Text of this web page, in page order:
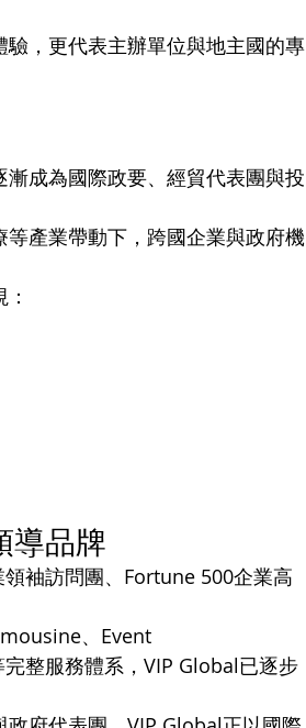
，更代表主辦單位與地主國的專
成為國際政要、經貿代表團與投
產業帶動下，跨國企業與政府機
導品牌
袖訪問團、Fortune 500企業高
、Event
整服務體系，VIP Global已逐步